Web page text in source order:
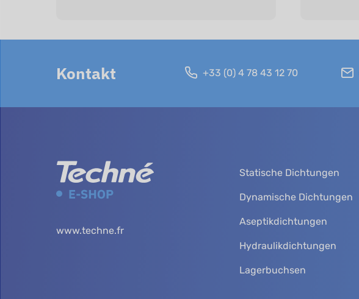
Kontakt +33 (0) 4 78 43 12 70
www.techne.fr
Statische Dichtungen
Dynamische Dichtungen
Aseptikdichtungen
Hydraulikdichtungen
Lagerbuchsen